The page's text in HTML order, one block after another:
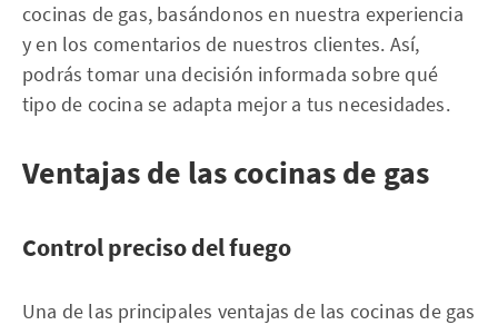
cocinas de gas, basándonos en nuestra experiencia
y en los comentarios de nuestros clientes. Así,
podrás tomar una decisión informada sobre qué
tipo de cocina se adapta mejor a tus necesidades.
Ventajas de las cocinas de gas
Control preciso del fuego
Una de las principales ventajas de las cocinas de gas